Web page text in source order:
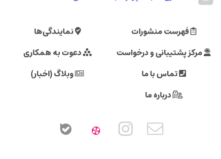
فهرست منشورات
نمایندگی‌ها
مرکز پشتیبانی و درخواست
دعوت به همکاری
تماس با ما
وبلاگ (اخبار)
درباره ما